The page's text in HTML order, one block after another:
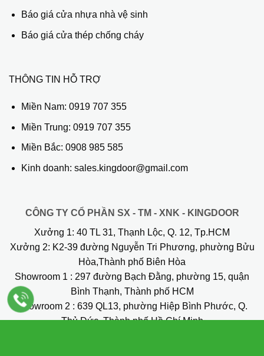
Báo giá cửa nhựa nhà vệ sinh
Báo giá cửa thép chống cháy
THÔNG TIN HỖ TRỢ
Miền Nam: 0919 707 355
Miền Trung: 0919 707 355
Miền Bắc: 0908 985 585
Kinh doanh: sales.kingdoor@gmail.com
CÔNG TY CỔ PHẦN SX - TM - XNK - KINGDOOR
Xưởng 1: 40 TL 31, Thạnh Lộc, Q. 12, Tp.HCM
Xưởng 2: K2-39 đường Nguyễn Tri Phương, phường Bửu
Hòa,Thành phố Biên Hòa
Showroom 1 : 297 đường Bạch Đằng, phường 15, quận
Bình Thạnh, Thành phố HCM
Showroom 2 : 639 QL13, phường Hiệp Bình Phước, Q.
Thủ Đức, Thành phố Hồ Chí Minh